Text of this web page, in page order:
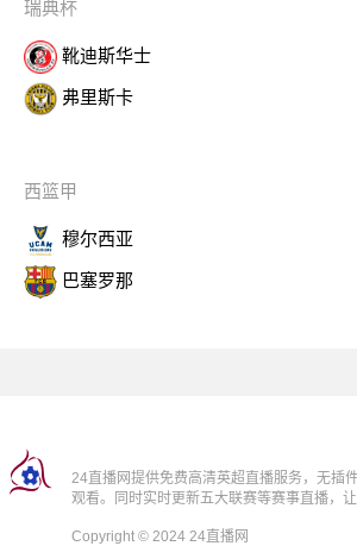
瑞典杯
靴迪斯华士
弗里斯卡
西篮甲
穆尔西亚
巴塞罗那
24直播网提供免费高清英超直播服务，无插
观看。同时实时更新五大联赛等赛事直播，
Copyright © 2024 24直播网